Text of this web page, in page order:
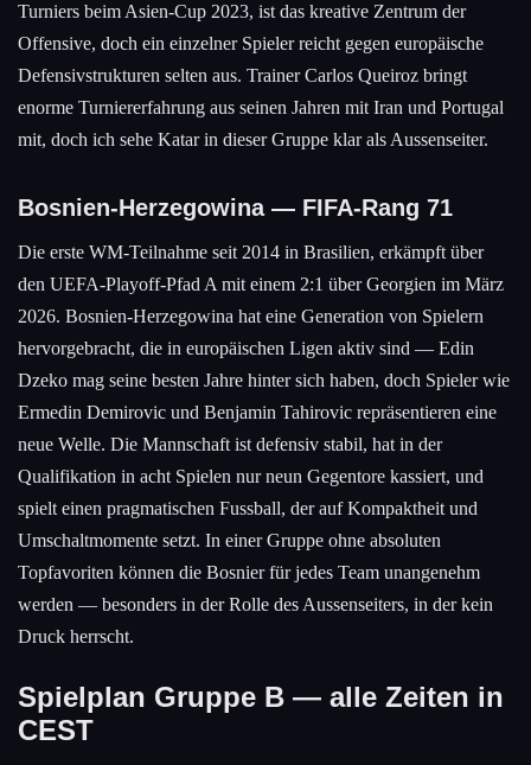
Turniers beim Asien-Cup 2023, ist das kreative Zentrum der
Offensive, doch ein einzelner Spieler reicht gegen europäische
Defensivstrukturen selten aus. Trainer Carlos Queiroz bringt
enorme Turniererfahrung aus seinen Jahren mit Iran und Portugal
mit, doch ich sehe Katar in dieser Gruppe klar als Aussenseiter.
Bosnien-Herzegowina — FIFA-Rang 71
Die erste WM-Teilnahme seit 2014 in Brasilien, erkämpft über
den UEFA-Playoff-Pfad A mit einem 2:1 über Georgien im März
2026. Bosnien-Herzegowina hat eine Generation von Spielern
hervorgebracht, die in europäischen Ligen aktiv sind — Edin
Dzeko mag seine besten Jahre hinter sich haben, doch Spieler wie
Ermedin Demirovic und Benjamin Tahirovic repräsentieren eine
neue Welle. Die Mannschaft ist defensiv stabil, hat in der
Qualifikation in acht Spielen nur neun Gegentore kassiert, und
spielt einen pragmatischen Fussball, der auf Kompaktheit und
Umschaltmomente setzt. In einer Gruppe ohne absoluten
Topfavoriten können die Bosnier für jedes Team unangenehm
werden — besonders in der Rolle des Aussenseiters, in der kein
Druck herrscht.
Spielplan Gruppe B — alle Zeiten in
CEST